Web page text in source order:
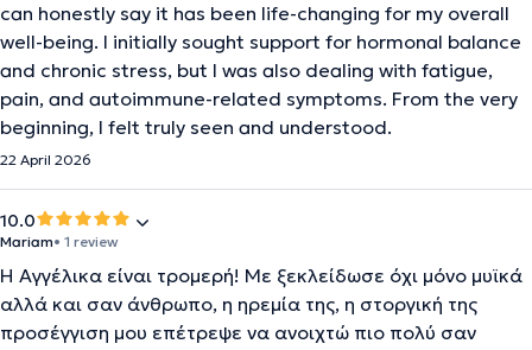
can honestly say it has been life-changing for my overall
well-being. I initially sought support for hormonal balance
and chronic stress, but I was also dealing with fatigue,
pain, and autoimmune-related symptoms. From the very
beginning, I felt truly seen and understood.
22 April 2026
10.0
Mariam• 1 review
Η Αγγέλικα είναι τρομερή! Με ξεκλείδωσε όχι μόνο μυϊκά
αλλά και σαν άνθρωπο, η ηρεμία της, η στοργική της
προσέγγιση μου επέτρεψε να ανοιχτώ πιο πολύ σαν